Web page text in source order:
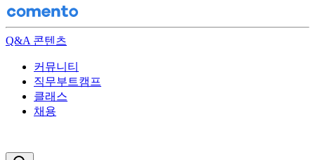
Q&A 콘텐츠
커뮤니티
직무부트캠프
클래스
채용